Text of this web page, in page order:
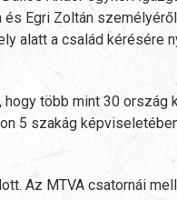
Egri Zoltán
alatt a család kérésére
több mint 30 ország
5 szakág
Az MTVA csatornái